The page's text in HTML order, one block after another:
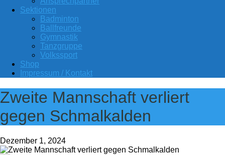
Sektionen
Badminton
Ballfreunde
Gymnastik
Tanzgruppe
Volkssport
Shop
Impressum / Kontakt
Zweite Mannschaft verliert
gegen Schmalkalden
Dezember 1, 2024